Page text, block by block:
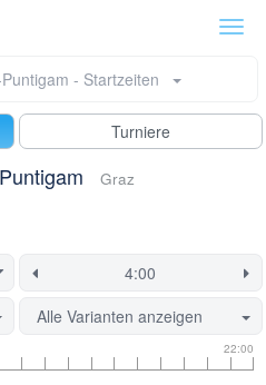
- Startzeiten
Turniere
Graz
Alle Varianten anzeigen
22:00